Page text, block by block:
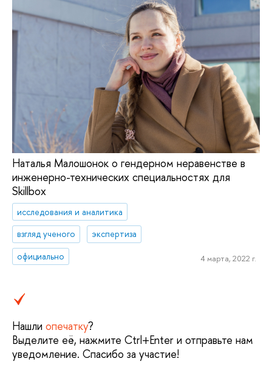
Наталья Малошонок о гендерном неравенстве в
инженерно-технических специальностях для
Skillbox
исследования и аналитика
взгляд ученого
экспертиза
официально
4 марта, 2022 г.
Нашли опечатку?
Выделите её, нажмите Ctrl+Enter и отправьте нам
уведомление. Спасибо за участие!